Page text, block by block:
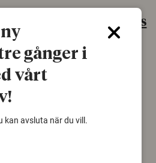
skinn var Sveriges
sko
arkeologer länge trodde var en
visar sig vara delar av en 2000 år
och beskrivs som mycket ovanligt i
gånger i
vårt
kan avsluta när du vill.